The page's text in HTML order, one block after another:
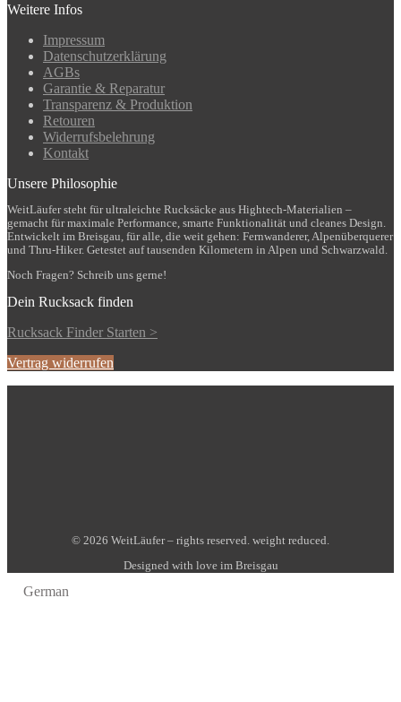
Weitere Infos
Impressum
Datenschutzerklärung
AGBs
Garantie & Reparatur
Transparenz & Produktion
Retouren
Widerrufsbelehrung
Kontakt
Unsere Philosophie
WeitLäufer steht für ultraleichte Rucksäcke aus Hightech-Materialien –
gemacht für maximale Performance, smarte Funktionalität und cleanes Design.
Entwickelt im Breisgau, für alle, die weit gehen: Fernwanderer, Alpenüberquerer
und Thru-Hiker. Getestet auf tausenden Kilometern in Alpen und Schwarzwald.
Noch Fragen? Schreib uns gerne!
Dein Rucksack finden
Rucksack Finder Starten >
Vertrag widerrufen
© 2026 WeitLäufer – rights reserved. weight reduced.
Designed with love im Breisgau
German